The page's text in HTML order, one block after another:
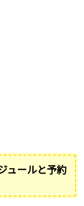
ュールと予約